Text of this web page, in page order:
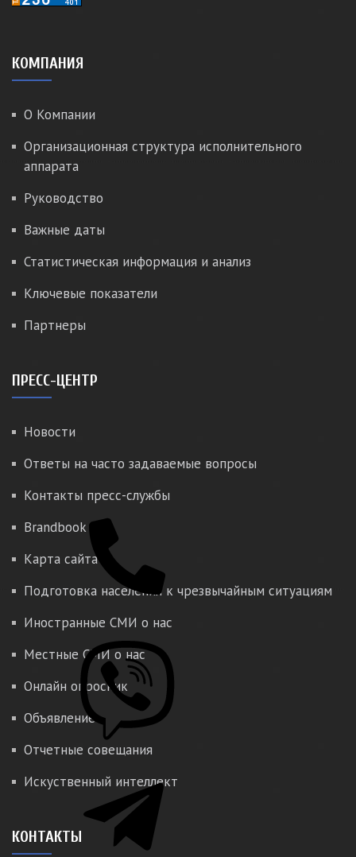
КОМПАНИЯ
О Компании
Организационная структура исполнительного
аппарата
Руководство
Важные даты
Статистическая информация и анализ
Ключевые показатели
Партнеры
ПРЕСС-ЦЕНТР
Новости
Ответы на часто задаваемые вопросы
Контакты пресс-службы
Brandbook
Карта сайта
Подготовка населения к чрезвычайным ситуациям
Иностранные СМИ о нас
Местные СМИ о нас
Онлайн опросник
Объявление
Отчетные совещания
Искуственный интеллект
КОНТАКТЫ